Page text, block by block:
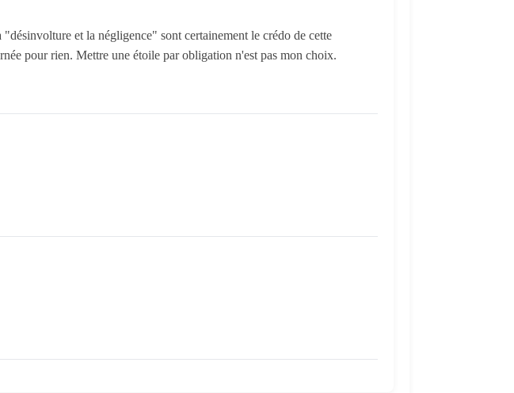
et la négligence" sont certainement le crédo de cette
pour rien. Mettre une étoile par obligation n'est pas mon choix.